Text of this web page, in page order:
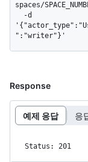
spaces/
":"writer"}'
Response
예제 응답 응
Status: 201